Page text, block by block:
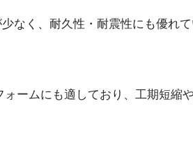
なく、耐久性・耐震性にも優れ
ームにも適しており、工期短縮